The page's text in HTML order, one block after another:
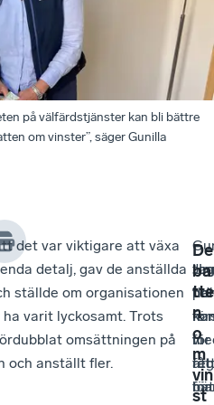
på välfärdstjänster kan bli bättre
om vinster”, säger Gunilla
det var viktigare att växa
detalj, gav de anställda
ställde om organisationen
varit lyckosamt. Trots
omsättningen på
och anställt fler.
–
har
vi
tog
för
–
Jag
har
för
att
De
ba
tte
n
o
m
vin
st